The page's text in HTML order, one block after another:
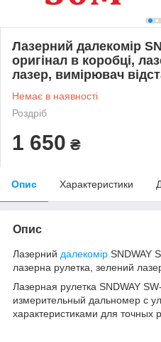
Лазерний далекомір
оригінал в коробці,
лазер, вимірювач
Немає в наявності
Роздріб
1 650 ₴
Опис Характеристики
Опис
Лазерний далекомір SNDWAY
лазерна рулетка, зелений
Лазерная рулетка SNDWAY
измерительный дальномер с
характеристиками для точных